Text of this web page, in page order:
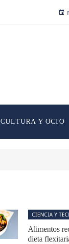
CULTURA Y OCIO
CIENCIA Y
Alimentos
dieta